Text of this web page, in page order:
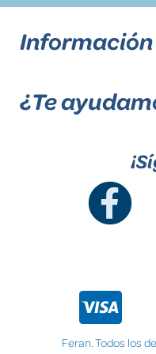
Información
¿Te
Feran. Todos los